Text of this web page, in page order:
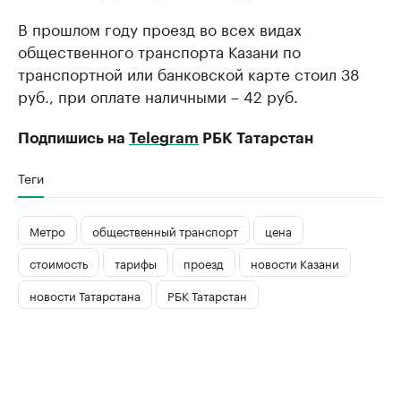
В прошлом году проезд во всех видах
общественного транспорта Казани по
транспортной или банковской карте стоил 38
руб., при оплате наличными – 42 руб.
Подпишись на Telegram РБК Татарстан
Теги
Метро общественный транспорт
цена
стоимость
тарифы проезд
новости Казани
новости Татарстана
РБК Татарстан